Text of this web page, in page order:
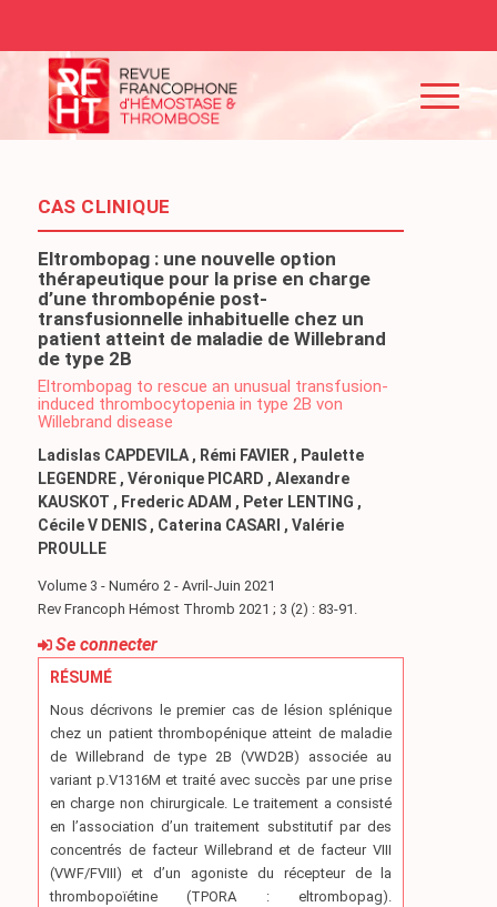
CAS CLINIQUE
Eltrombopag : une nouvelle option
thérapeutique pour la prise en charge
d’une thrombopénie post-
transfusionnelle inhabituelle chez un
patient atteint de maladie de Willebrand
de type 2B
Eltrombopag to rescue an unusual transfusion-
induced thrombocytopenia in type 2B von
Willebrand disease
Ladislas CAPDEVILA , Rémi FAVIER , Paulette
LEGENDRE , Véronique PICARD , Alexandre
KAUSKOT , Frederic ADAM , Peter LENTING ,
Cécile V DENIS , Caterina CASARI , Valérie
PROULLE
Volume 3 - Numéro 2 - Avril-Juin 2021
Rev Francoph Hémost Thromb 2021 ; 3 (2) : 83-91.
Se connecter
RÉSUMÉ
Nous décrivons le premier cas de lésion splénique
chez un patient thrombopénique atteint de maladie
de Willebrand de type 2B (VWD2B) associée au
variant p.V1316M et traité avec succès par une prise
en charge non chirurgicale. Le traitement a consisté
en l’association d’un traitement substitutif par des
concentrés de facteur Willebrand et de facteur VIII
(VWF/FVIII) et d’un agoniste du récepteur de la
thrombopoïétine (TPORA : eltrombopag).